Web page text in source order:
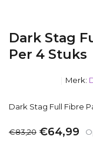
Dark Stag
Per 4 Stuks
Merk:
Dark Stag Full Fibre
€83,20 €64,99